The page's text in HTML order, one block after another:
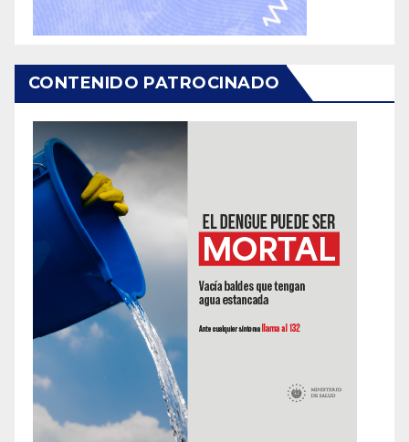
CONTENIDO PATROCINADO